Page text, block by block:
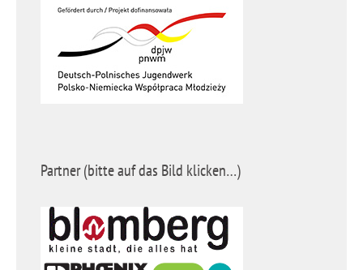
Partner (bitte auf das Bild klicken…)